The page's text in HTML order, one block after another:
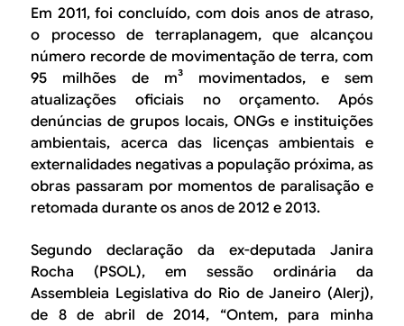
Em 2011, foi concluído, com dois anos de atraso,
o processo de terraplanagem, que alcançou
número recorde de movimentação de terra, com
95 milhões de m³ movimentados, e sem
atualizações oficiais no orçamento. Após
denúncias de grupos locais, ONGs e instituições
ambientais, acerca das licenças ambientais e
externalidades negativas a população próxima, as
obras passaram por momentos de paralisação e
retomada durante os anos de 2012 e 2013.
Segundo declaração da ex-deputada Janira
Rocha (PSOL), em sessão ordinária da
Assembleia Legislativa do Rio de Janeiro (Alerj),
de 8 de abril de 2014, “Ontem, para minha